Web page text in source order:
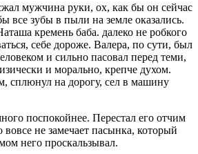
мужчина руки, ох, как бы он сейчас
все зубы в пыли на земле оказались.
кремень баба. далеко не робкого
себе дороже. Валера, по сути, был
и сильно пасовал перед теми,
и морально, крепче духом.
сплюнул на дорогу, сел в машину
поспокойнее. Перестал его отчим
вовсе не замечает пасынка, который
него проскальзывал.